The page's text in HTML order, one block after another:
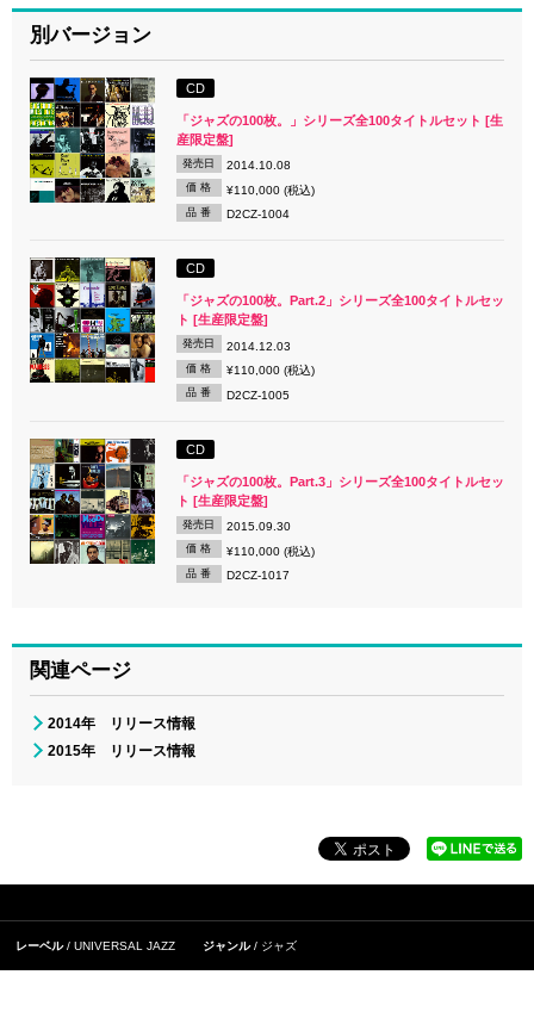
別バージョン
CD
「ジャズの100枚。」シリーズ全100タイトルセット [生
産限定盤]
発売日 2014.10.08
価 格 ¥110,000 (税込)
品 番 D2CZ-1004
CD
「ジャズの100枚。Part.2」シリーズ全100タイトルセッ
ト [生産限定盤]
発売日 2014.12.03
価 格 ¥110,000 (税込)
品 番 D2CZ-1005
CD
「ジャズの100枚。Part.3」シリーズ全100タイトルセッ
ト [生産限定盤]
発売日 2015.09.30
価 格 ¥110,000 (税込)
品 番 D2CZ-1017
関連ページ
2014年 リリース情報
2015年 リリース情報
レーベル UNIVERSAL JAZZ ジャンル ジャズ